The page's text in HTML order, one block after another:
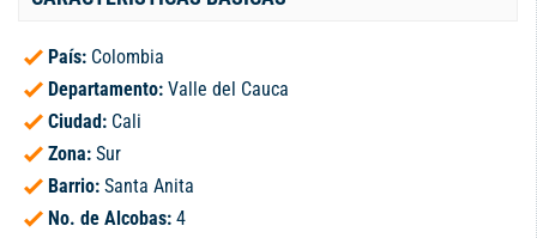
País: Colombia
Departamento: Valle del Cauca
Ciudad: Cali
Zona: Sur
Barrio: Santa Anita
No. de Alcobas: 4